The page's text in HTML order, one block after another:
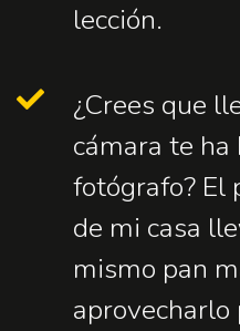
lección.
¿Crees que
cámara te
fotógrafo? El
de mi casa
mismo pan
aprovecharlo